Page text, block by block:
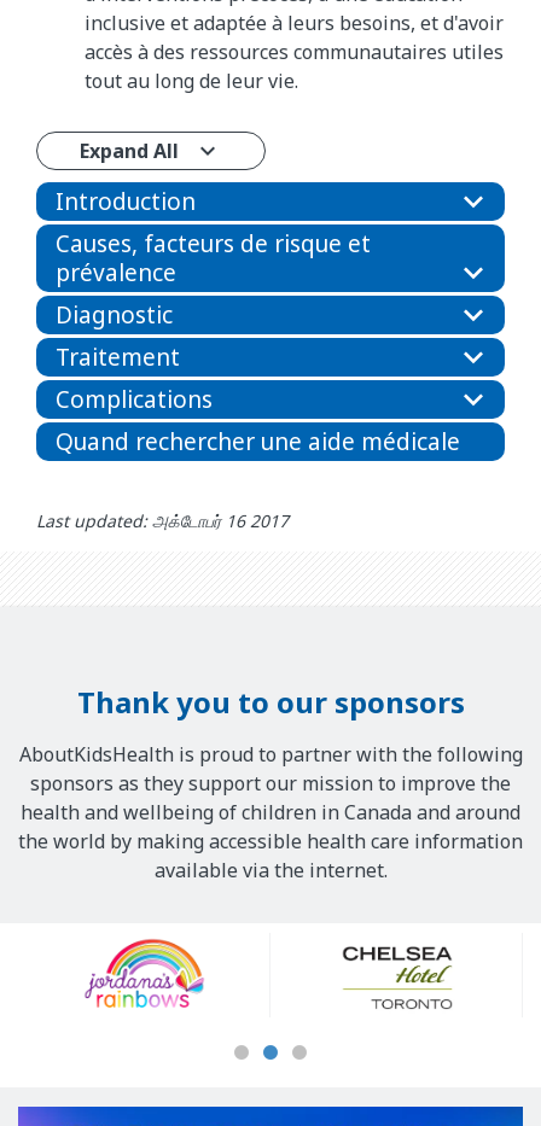
inclusive et adaptée à leurs besoins, et d'avoir
accès à des ressources communautaires utiles
tout au long de leur vie.
Expand All
Introduction
Causes, facteurs de risque et
prévalence
Diagnostic
Traitement
Complications
Quand rechercher une aide médicale
Last updated: அக்டோபர் 16 2017
Thank you to our sponsors
AboutKidsHealth is proud to partner with the following
sponsors as they support our mission to improve the
health and wellbeing of children in Canada and around
the world by making accessible health care information
available via the internet.
Sponsors